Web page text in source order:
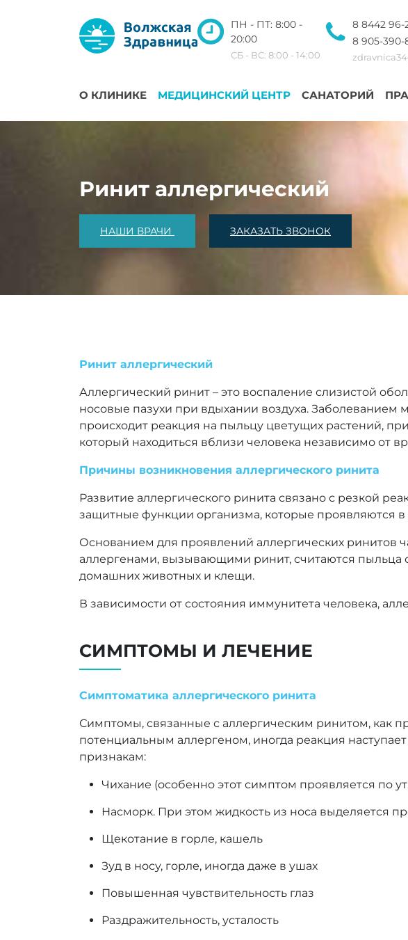
ПН - ПТ: 8:00 -
20:00
СБ - ВС: 8:00 - 14:00
8 8442 96-
8 905-390-
О КЛИНИКЕ МЕДИЦИНСКИЙ ЦЕНТР САНАТОРИЙ
Ринит аллергический
НАШИ ВРАЧИ ЗАКАЗАТЬ ЗВОНОК
Ринит аллергический
Аллергический ринит – это воспаление слизистой
носовые пазухи при вдыхании воздуха. Заболеванием
происходит реакция на пыльцу цветущих растений,
который находиться вблизи человека независимо от
Причины возникновения аллергического ринита
Развитие аллергического ринита связано с резкой
защитные функции организма, которые проявляются в
Основанием для проявлений аллергических ринитов
аллергенами, вызывающими ринит, считаются пыльца
домашних животных и клещи.
В зависимости от состояния иммунитета человека,
СИМПТОМЫ И ЛЕЧЕНИЕ
Симптоматика аллергического ринита
Симптомы, связанные с аллергическим ринитом, как
потенциальным аллергеном, иногда реакция
признакам:
Чихание (особенно этот симптом проявляется по
Насморк. При этом жидкость из носа выделяется
Щекотание в горле, кашель
Зуд в носу, горле, иногда даже в ушах
Повышенная чувствительность глаз
Раздражительность, усталость